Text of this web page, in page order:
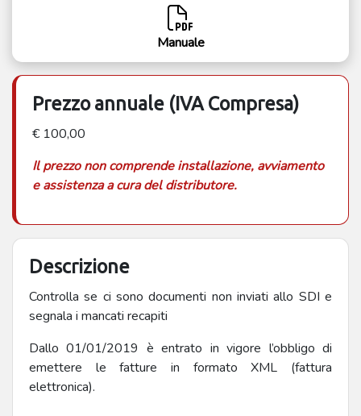
Manuale
Prezzo annuale (IVA Compresa)
€ 100,00
Il prezzo non comprende installazione, avviamento
e assistenza a cura del distributore.
Descrizione
Controlla se ci sono documenti non inviati allo SDI e
segnala i mancati recapiti
Dallo 01/01/2019 è entrato in vigore l’obbligo di
emettere le fatture in formato XML (fattura
elettronica).